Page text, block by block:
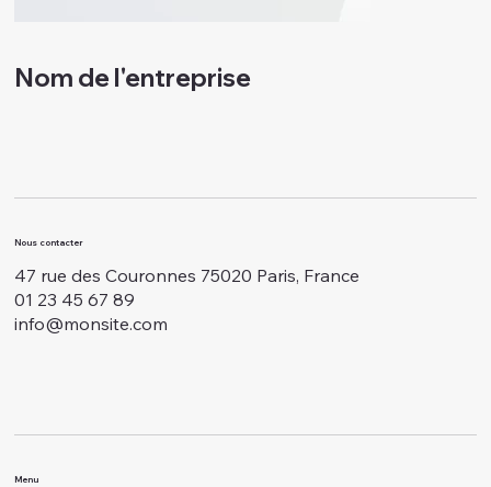
Nom de l'entreprise
Nous contacter
47 rue des Couronnes 75020 Paris, France
01 23 45 67 89
info@monsite.com
Menu